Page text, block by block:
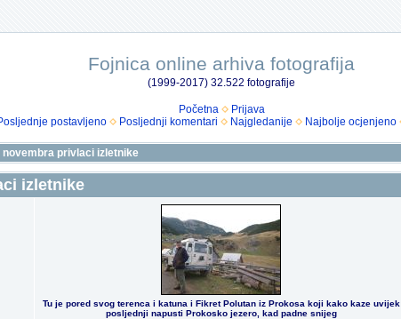
Fojnica online arhiva fotografija
(1999-2017) 32.522 fotografije
Početna
Prijava
postavljeno Posljednji komentari Najgledanije Najbolje ocjenjeno
privlaci izletnike
izletnike
Tu je pored svog terenca i katuna i Fikret Polutan iz Prokosa koji kako kaze uvijek
posljednji napusti Prokosko jezero, kad padne snijeg